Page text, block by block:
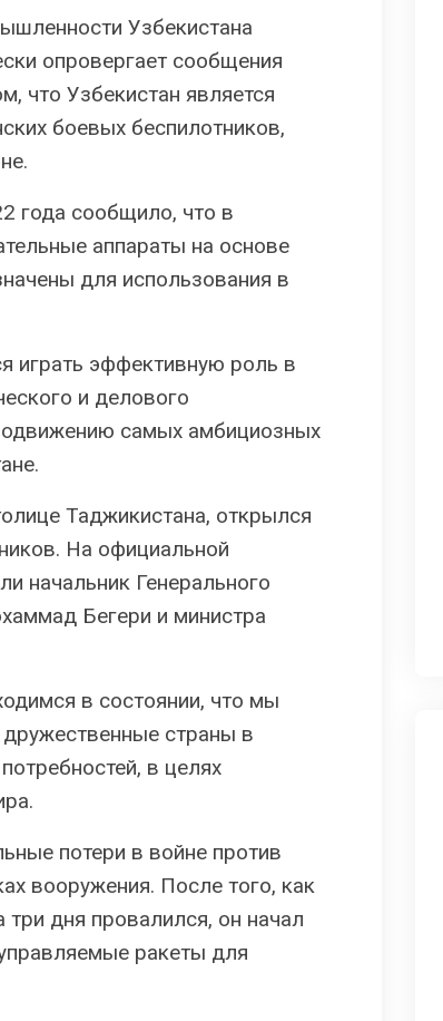
Узбекистана
опровергает сообщения
что Узбекистан является
боевых беспилотников,
года сообщило, что в
аппараты на основе
для использования в
играть эффективную роль в
и делового
самых амбициозных
Таджикистана, открылся
На официальной
начальник Генерального
Бегери и министра
в состоянии, что мы
страны в
в целях
потери в войне против
вооружения. После того, как
дня провалился, он начал
ракеты для